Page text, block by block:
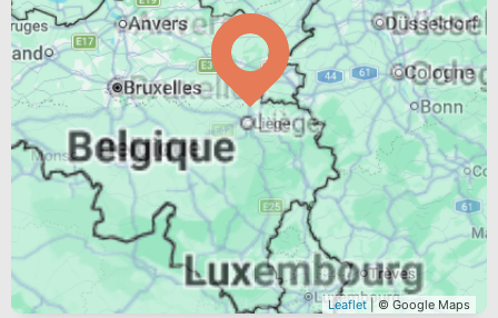
Leaflet | © Google Maps